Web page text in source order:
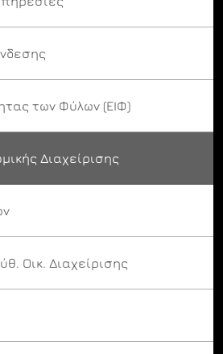
των Φύλων (ΕΙΦ)
Διαχείρισης
Οικ. Διαχείρισης